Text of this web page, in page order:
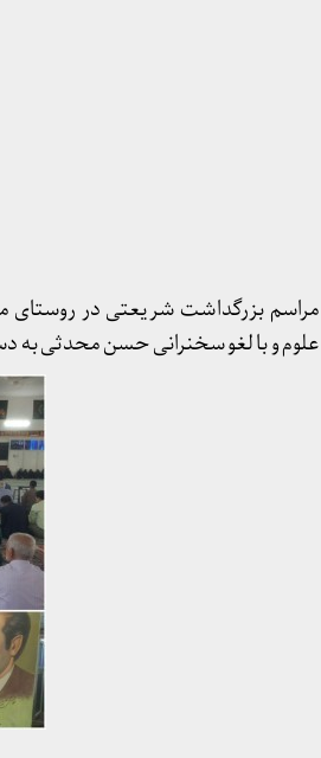
مراسم بزرگداشت شریعتی در روستای
علوم و با لغو سخنرانی حسن محدثی به